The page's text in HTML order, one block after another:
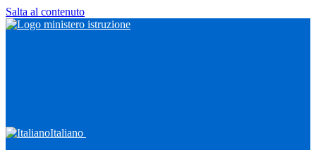
Salta al contenuto
Italiano